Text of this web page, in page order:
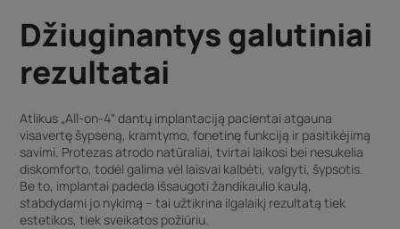
Džiuginantys galutiniai
rezultatai
Atlikus „All-on-4“ dantų implantaciją pacientai atgauna
visavertę šypseną, kramtymo, fonetinę funkciją ir pasitikėjimą
savimi. Protezas atrodo natūraliai, tvirtai laikosi bei nesukelia
diskomforto, todėl galima vėl laisvai kalbėti, valgyti, šypsotis.
Be to, implantai padeda išsaugoti žandikaulio kaulą,
stabdydami jo nykimą – tai užtikrina ilgalaikį rezultatą tiek
estetikos, tiek sveikatos požiūriu.